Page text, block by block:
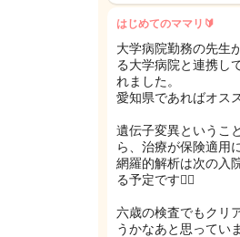
はじめてのママリ🔰
大学病院勤務の先生
る大学病院と連携し
れました。
愛知県であればオス
遺伝子変異というこ
ら、治療が保険適用
網羅的解析は次の入
る予定です🙆‍♀️
六歳の検査でもクリ
うかなあと思ってい